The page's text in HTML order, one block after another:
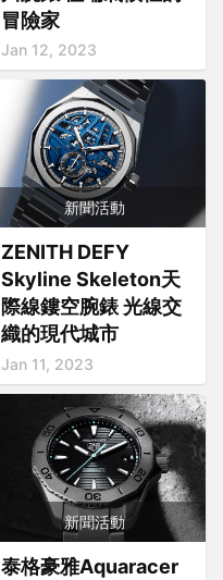
冒險家
Jan 12, 2023
新聞活動
ZENITH DEFY
Skyline Skeleton天
際線鏤空腕錶 光線交
織的現代城市
Jan 11, 2023
新聞活動
泰格豪雅Aquaracer